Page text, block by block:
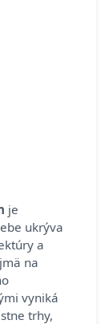
je
ukrýva
a
na
vyniká
trhy,